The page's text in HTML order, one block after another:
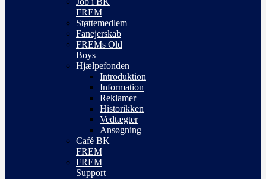
FREM
Støttemedlem
Fanejerskab
FREMs Old
Boys
Hjælpefonden
Introduktion
Information
Reklamer
Historikken
Vedtægter
Ansøgning
Café BK
FREM
FREM
Support